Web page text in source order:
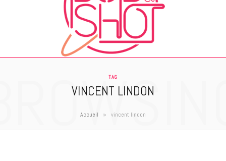
TAG
VINCENT LINDON
Accueil » vincent lindon